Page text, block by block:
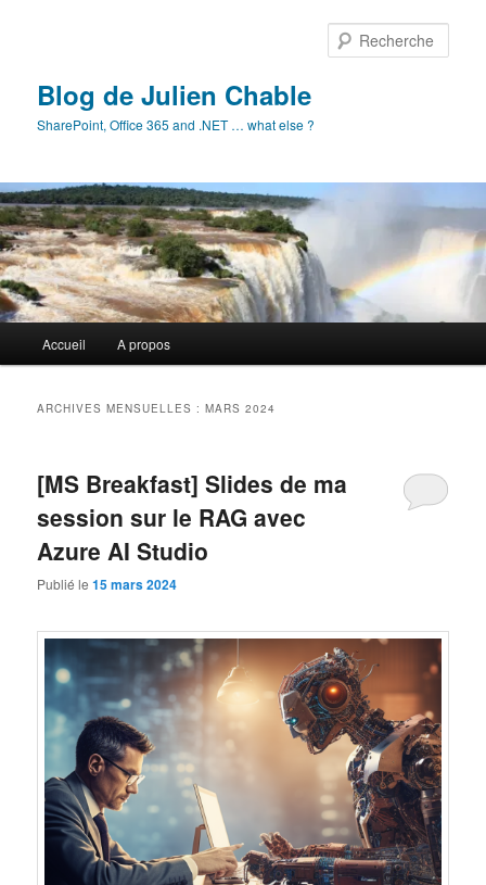
Blog de Julien Chable
SharePoint, Office 365 and .NET … what else ?
principal
Accueil A propos
ARCHIVES MENSUELLES :MARS 2024
[MS Breakfast] Slides de ma
session sur le RAG avec
Azure AI Studio
Publié le15 mars 2024